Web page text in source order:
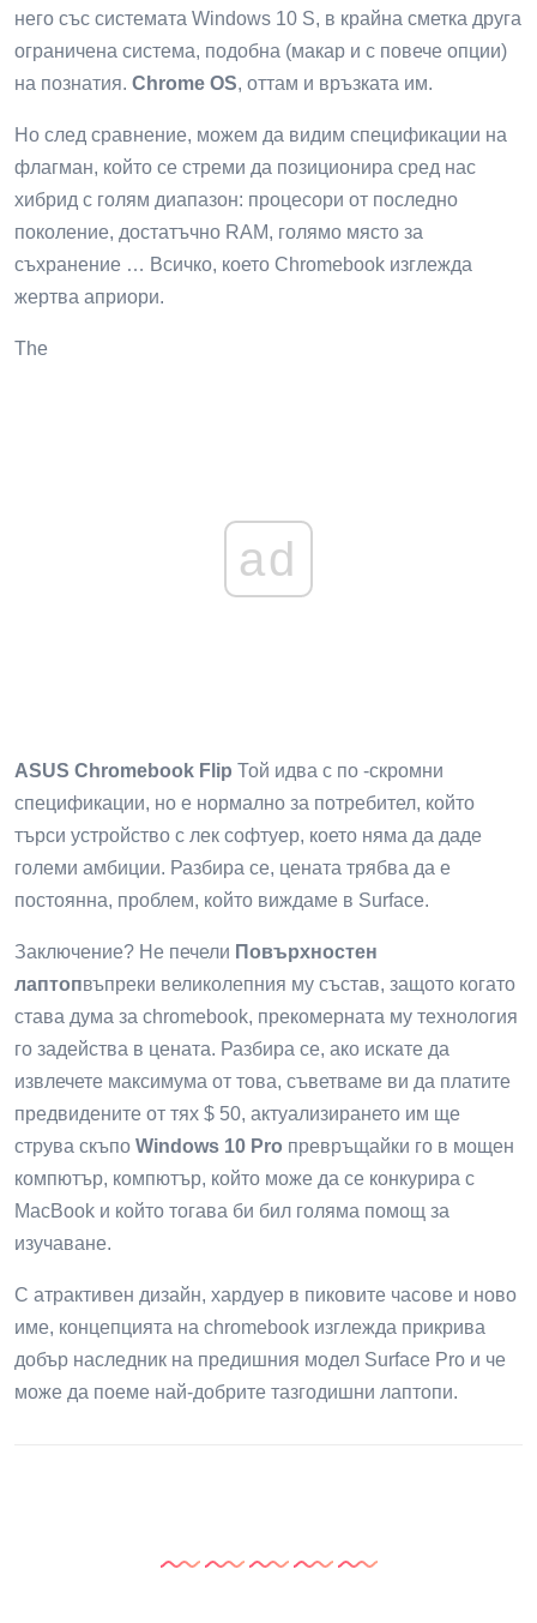
него със системата Windows 10 S, в крайна сметка друга
ограничена система, подобна (макар и с повече опции)
на познатия. Chrome OS, оттам и връзката им.
Но след сравнение, можем да видим спецификации на
флагман, който се стреми да позиционира сред нас
хибрид с голям диапазон: процесори от последно
поколение, достатъчно RAM, голямо място за
съхранение … Всичко, което Chromebook изглежда
жертва априори.
The
ad
ASUS Chromebook Flip Той идва с по -скромни
спецификации, но е нормално за потребител, който
търси устройство с лек софтуер, което няма да даде
големи амбиции. Разбира се, цената трябва да е
постоянна, проблем, който виждаме в Surface.
Заключение? Не печели Повърхностен
лаптопвъпреки великолепния му състав, защото когато
става дума за chromebook, прекомерната му технология
го задейства в цената. Разбира се, ако искате да
извлечете максимума от това, съветваме ви да платите
предвидените от тях $ 50, актуализирането им ще
струва скъпо Windows 10 Pro превръщайки го в мощен
компютър, компютър, който може да се конкурира с
MacBook и който тогава би бил голяма помощ за
изучаване.
С атрактивен дизайн, хардуер в пиковите часове и ново
име, концепцията на chromebook изглежда прикрива
добър наследник на предишния модел Surface Pro и че
може да поеме най-добрите тазгодишни лаптопи.